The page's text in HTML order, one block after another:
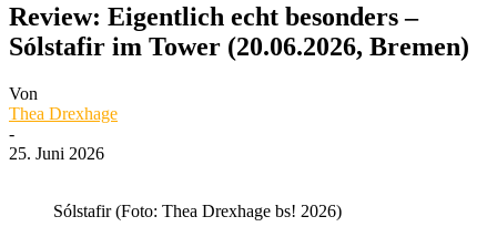
Review: Eigentlich echt besonders –
Sólstafir im Tower (20.06.2026, Bremen)
Von
Thea Drexhage
-
25. Juni 2026
Sólstafir (Foto: Thea Drexhage bs! 2026)